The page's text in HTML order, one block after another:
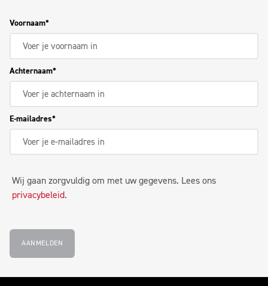
Voornaam
Achternaam
E-mailadres
Wij gaan zorgvuldig om met uw gegevens. Lees ons
privacybeleid.
AANMELDEN